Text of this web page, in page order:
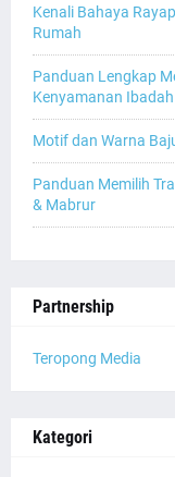
Kenali Bahaya
Rumah
Panduan Lengkap
Kenyamanan
Motif dan Warna
Panduan Memilih
& Mabrur
Partnership
Teropong Media
Kategori